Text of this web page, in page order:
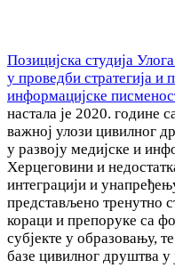
Позицијска студија
у проведби стратегија и
информацијске
настала је 2020. године
важној улози цивилног
у развоју медијске и
Херцеговини и
интеграцији и
представљено тренутно
кораци и препоруке са
субјекте у образовању,
базе цивилног друштва